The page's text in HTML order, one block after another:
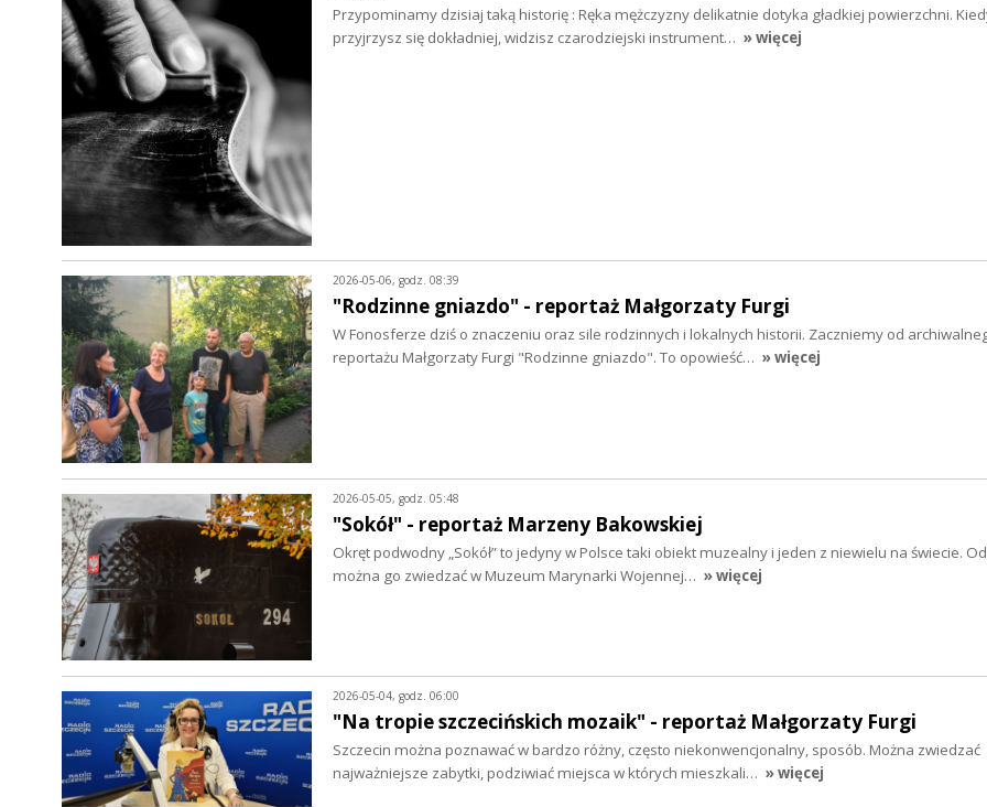
Przypominamy dzisiaj taką historię : Ręka mężczyzny delikatnie dotyka gładkiej powierzchni.
przyjrzysz się dokładniej, widzisz czarodziejski instrument… » więcej
2026-05-06, godz. 08:39
"Rodzinne gniazdo" - reportaż Małgorzaty Furgi
W Fonosferze dziś o znaczeniu oraz sile rodzinnych i lokalnych historii. Zaczniemy od
reportażu Małgorzaty Furgi "Rodzinne gniazdo". To opowieść… » więcej
2026-05-05, godz. 05:48
"Sokół" - reportaż Marzeny Bakowskiej
Okręt podwodny „Sokół” to jedyny w Polsce taki obiekt muzealny i jeden z niewielu na świecie.
można go zwiedzać w Muzeum Marynarki Wojennej… » więcej
2026-05-04, godz. 06:00
"Na tropie szczecińskich mozaik" - reportaż Małgorzaty Furgi
Szczecin można poznawać w bardzo różny, często niekonwencjonalny, sposób. Można zwiedzać
najważniejsze zabytki, podziwiać miejsca w których mieszkali… » więcej